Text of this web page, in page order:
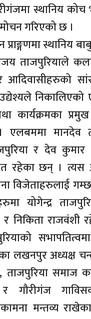
स्थानिय कोच
गरिएको छ ।
स्थानिय
ताजपुरियाले
आदिवासीहरुको
कार्यक्रमका
मानदेव
र देव
रहेका छन् । त्यस
विजेताहरुलाई
योगेन्द्र
निकिता राजवंशी
लखनपुर अध्यक्ष
ताजपुरिया समाज
र गौरीगंज
मन्तव्य